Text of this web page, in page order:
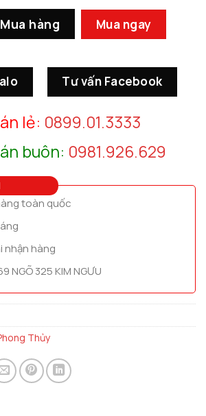
Biểu Tượng Hạnh Phúc Và Phồn Thịnh
Mua hàng Mua ngay
Tư vấn Facebook
lẻ: 0899.01.3333
buôn: 0981.926.629
toàn quốc
nhận hàng
NGÕ 325 KIM NGƯU
Thủy